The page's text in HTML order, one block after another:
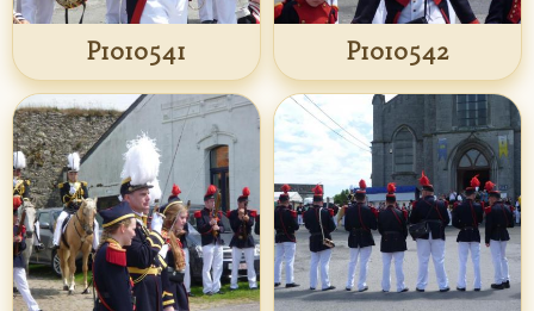
P1010541 P1010542